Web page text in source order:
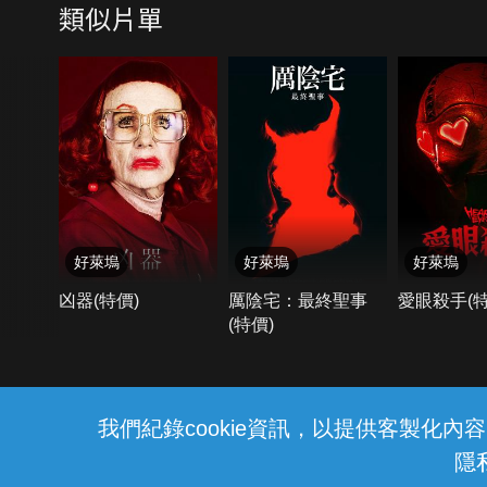
我們紀錄cookie資訊，以提供客製化內
隱
類似片單
好萊塢
凶器(特價)
好萊塢
厲陰宅：最終聖事
(特價)
好萊塢
愛眼殺手(
中